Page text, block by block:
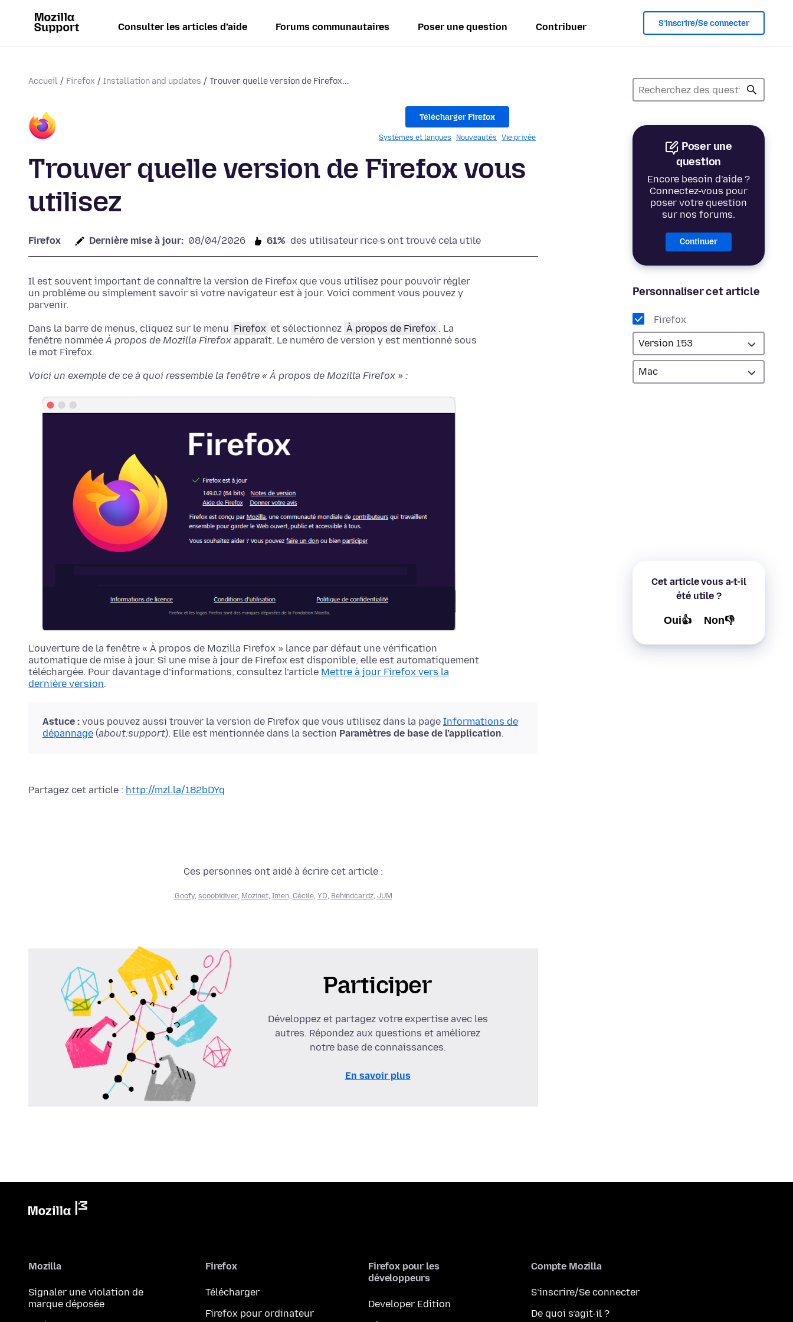
Consulter les articles d’aide Forums communautaires Poser une question Contribuer S’inscrire/Se connecter
Accueil Firefox Installation and updates Trouver quelle version de Firefox...
Poser une
question
Encore besoin d’aide ?
Connectez-vous pour
poser votre question
sur nos forums.
Continuer
Personnaliser cet article
Firefox
Cet article vous a-t-il
été utile ?
Oui👍 Non👎
Télécharger Firefox
Systèmes et langues Nouveautés Vie privée
Trouver quelle version de Firefox vous
utilisez
Firefox Dernière mise à jour: 08/04/2026 61% des utilisateur·rice·s ont trouvé cela utile
Il est souvent important de connaître la version de Firefox que vous utilisez pour pouvoir régler
un problème ou simplement savoir si votre navigateur est à jour. Voici comment vous pouvez y
parvenir.
Dans la barre de menus, cliquez sur le menu Firefox et sélectionnez À propos de Firefox . La
fenêtre nommée À propos de Mozilla Firefox apparaît. Le numéro de version y est mentionné sous
le mot Firefox.
Voici un exemple de ce à quoi ressemble la fenêtre « À propos de Mozilla Firefox » :
L’ouverture de la fenêtre « À propos de Mozilla Firefox » lance par défaut une vérification
automatique de mise à jour. Si une mise à jour de Firefox est disponible, elle est automatiquement
téléchargée. Pour davantage d’informations, consultez l’article Mettre à jour Firefox vers la
dernière version.
Astuce : vous pouvez aussi trouver la version de Firefox que vous utilisez dans la page Informations de
dépannage (about:support). Elle est mentionnée dans la section Paramètres de base de l’application.
Partagez cet article : http://mzl.la/182bDYq
Ces personnes ont aidé à écrire cet article :
Goofy, scoobidiver, Mozinet, Imen, Cécile, YD Behindcardz, JUM
Participer
Développez et partagez votre expertise avec les
autres. Répondez aux questions et améliorez
notre base de connaissances.
En savoir plus
Mozilla
Signaler une violation de
marque déposée
Firefox
Télécharger
Firefox pour ordinateur
Firefox pour les
développeurs
Developer Edition
Compte Mozilla
S’inscrire/Se connecter
De quoi s’agit-il ?